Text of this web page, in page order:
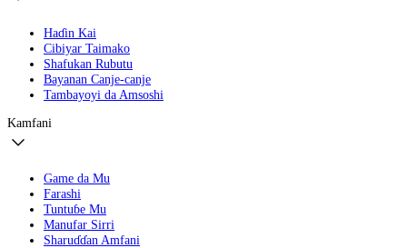
Haɗin Kai
Cibiyar Taimako
Shafukan Rubutu
Bayanan Canje-canje
Tambayoyi da Amsoshi
Kamfani
Game da Mu
Farashi
Tuntuɓe Mu
Manufar Sirri
Sharuɗɗan Amfani